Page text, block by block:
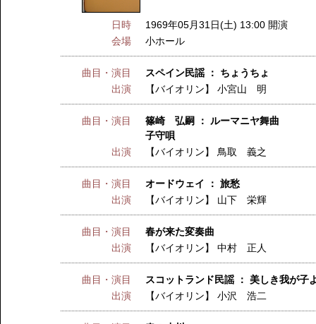
日時
1969年05月31日(土) 13:00 開演
会場
小ホール
曲目・演目
スペイン民謡 ： ちょうちょ
出演
【バイオリン】小宮山 明
曲目・演目
篠崎 弘嗣 ： ルーマニヤ舞曲
子守唄
出演
【バイオリン】 鳥取 義之
曲目・演目
オードウェイ ： 旅愁
出演
【バイオリン】 山下 栄輝
曲目・演目
春が来た変奏曲
出演
【バイオリン】中村 正人
曲目・演目
スコットランド民謡 ： 美しき我が子
出演
【バイオリン】小沢 浩二